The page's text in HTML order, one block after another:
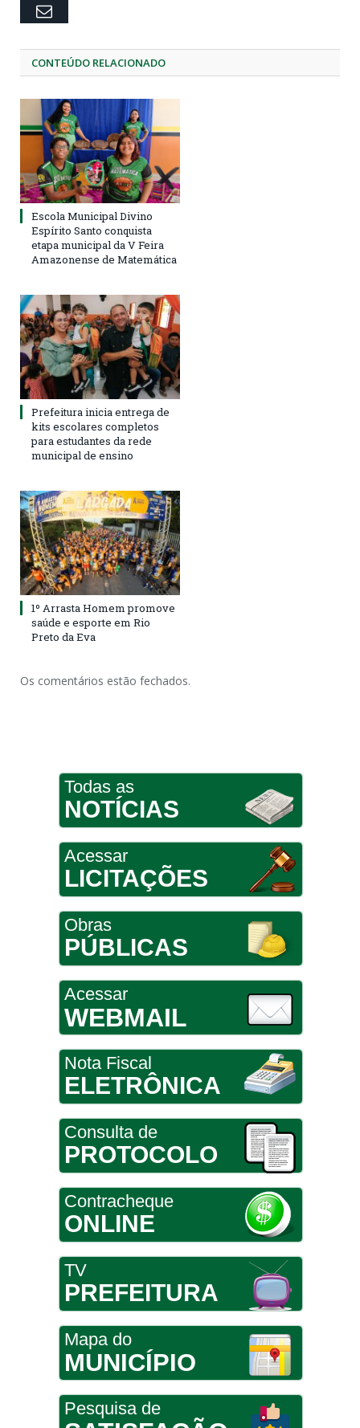
Email
CONTEÚDO RELACIONADO
Escola Municipal Divino
Espírito Santo conquista
etapa municipal da V Feira
Amazonense de Matemática
Prefeitura inicia entrega de
kits escolares completos
para estudantes da rede
municipal de ensino
1º Arrasta Homem promove
saúde e esporte em Rio
Preto da Eva
Os comentários estão fechados.
Todas as
NOTÍCIAS
Acessar
LICITAÇÕES
Obras
PÚBLICAS
Acessar
WEBMAIL
Nota Fiscal
ELETRÔNICA
Consulta de
PROTOCOLO
Contracheque
ONLINE
TV
PREFEITURA
Mapa do
MUNICÍPIO
Pesquisa de